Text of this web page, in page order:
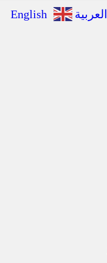
العربية English